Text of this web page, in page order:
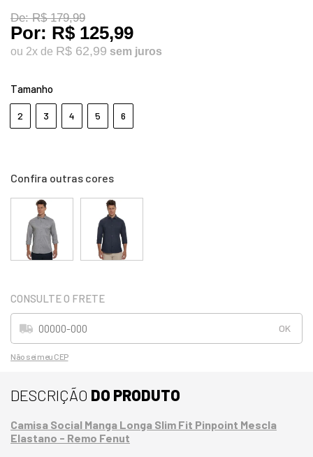
De:R$ 179,99
Por: R$ 125,99
ou 2x de R$ 62,99
Tamanho
2 3 4 5 6
Não sei meu CEP
DESCRIÇÃO DO PRODUTO
Camisa Social Manga Longa Slim Fit Pinpoint Mescla
Elastano - Remo Fenut